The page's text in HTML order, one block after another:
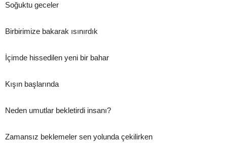
Soğuktu geceler
Birbirimize bakarak ısınırdık
İçimde hissedilen yeni bir bahar
Kışın başlarında
Neden umutlar bekletirdi insanı?
Zamansız beklemeler sen yolunda çekilirken